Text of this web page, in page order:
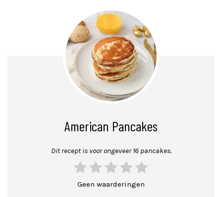
American Pancakes
Dit recept is voor ongeveer 16 pancakes.
Geen waarderingen